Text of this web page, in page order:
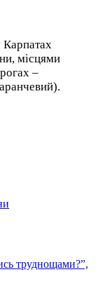
Карпатах
місцями
–
труднощами?”,